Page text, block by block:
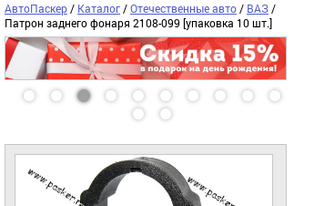
АвтоПаскер / Каталог /Отечественные авто / ВАЗ /
Патрон заднего фонаря 2108-099 [упаковка 10 шт.]